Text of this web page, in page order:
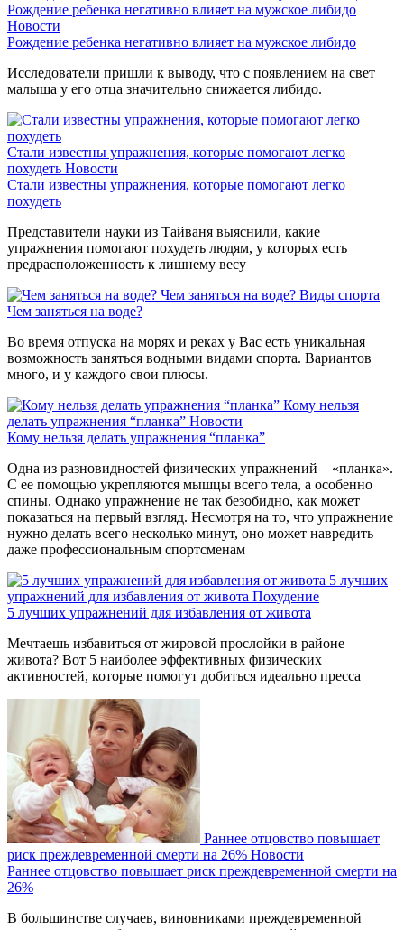
Рождение ребенка негативно влияет на мужское либидо
Новости
Рождение ребенка негативно влияет на мужское либидо
Исследователи пришли к выводу, что с появлением на свет
малыша у его отца значительно снижается либидо.
Стали известны упражнения, которые помогают легко
похудеть Новости
Стали известны упражнения, которые помогают легко
похудеть
Представители науки из Тайваня выяснили, какие
упражнения помогают похудеть людям, у которых есть
предрасположенность к лишнему весу
Чем заняться на воде? Виды спорта
Чем заняться на воде?
Во время отпуска на морях и реках у Вас есть уникальная
возможность заняться водными видами спорта. Вариантов
много, и у каждого свои плюсы.
Кому нельзя
делать упражнения “планка” Новости
Кому нельзя делать упражнения “планка”
Одна из разновидностей физических упражнений – «планка».
С ее помощью укрепляются мышцы всего тела, а особенно
спины. Однако упражнение не так безобидно, как может
показаться на первый взгляд. Несмотря на то, что упражнение
нужно делать всего несколько минут, оно может навредить
даже профессиональным спортсменам
5 лучших
упражнений для избавления от живота Похудение
5 лучших упражнений для избавления от живота
Мечтаешь избавиться от жировой прослойки в районе
живота? Вот 5 наиболее эффективных физических
активностей, которые помогут добиться идеально пресса
Раннее отцовство повышает
риск преждевременной смерти на 26% Новости
Раннее отцовство повышает риск преждевременной смерти на
26%
В большинстве случаев, виновниками преждевременной